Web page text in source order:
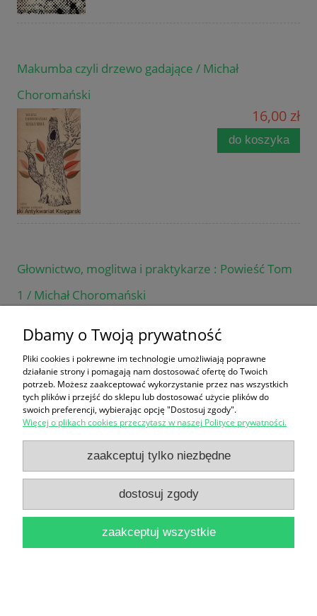
Makumba czyli drzewo gadające / Michał
Choromański
16,00 zł
do koszyka
Głownictwo, moglitwa i praktykarze : Powieść Tom
1 / Michał Choromański
Historia powszechna XX wieku / Antoni Czubiński
do koszyka
Dbamy o Twoją prywatność
Pliki cookies i pokrewne im technologie umożliwiają poprawne
działanie strony i pomagają nam dostosować ofertę do Twoich
potrzeb. Możesz zaakceptować wykorzystanie przez nas wszystkich
tych plików i przejść do sklepu lub dostosować użycie plików do
swoich preferencji, wybierając opcję "Dostosuj zgody".
Więcej o plikach cookies przeczytasz w naszej Polityce prywatności.
zaakceptuj tylko niezbędne
dostosuj zgody
zaakceptuj wszystkie